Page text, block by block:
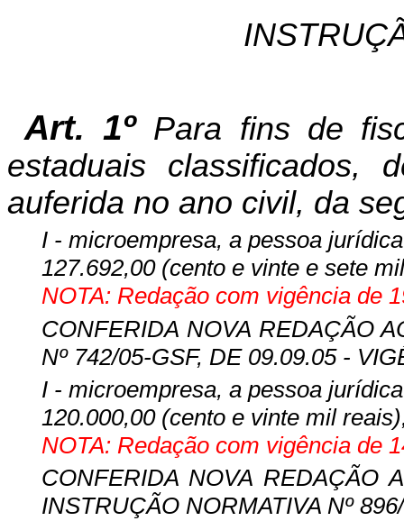
Art. 1º Para fins de
estaduais classificados,
auferida no ano civil, da
I - microempresa, a pessoa
127.692,00 (cento e vinte e sete
NOTA: Redação com vigência de
CONFERIDA NOVA REDAÇÃO
Nº 742/05-GSF, DE 09.09.05 -
I - microempresa, a pessoa
120.000,00 (cento e vinte mil
NOTA: Redação com vigência de
CONFERIDA NOVA REDAÇÃO
INSTRUÇÃO NORMATIVA Nº